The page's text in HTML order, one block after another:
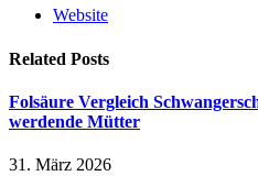
Website
Related Posts
Folsäure Vergleich
werdende Mütter
31. März 2026